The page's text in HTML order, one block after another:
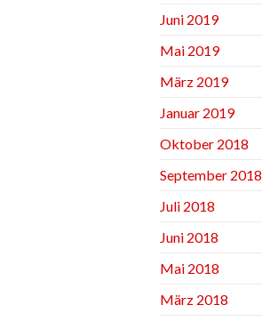
Juni 2019
Mai 2019
März 2019
Januar 2019
Oktober 2018
September 2018
Juli 2018
Juni 2018
Mai 2018
März 2018